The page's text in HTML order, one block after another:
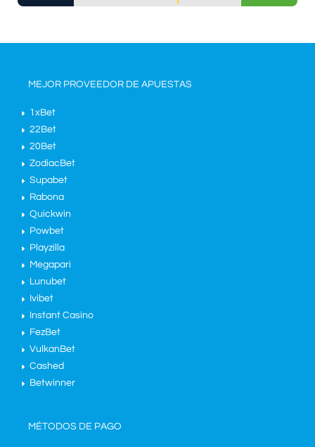
MEJOR PROVEEDOR DE APUESTAS
1xBet
22Bet
20Bet
ZodiacBet
Supabet
Rabona
Quickwin
Powbet
Playzilla
Megapari
Lunubet
Ivibet
Instant Casino
FezBet
VulkanBet
Cashed
Betwinner
MÉTODOS DE PAGO